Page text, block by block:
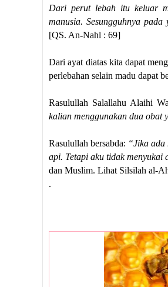
Dari perut lebah itu keluar
manusia. Sesungguhnya
[QS. An-Nahl : 69]
Dari ayat diatas kita dapat
perlebahan selain madu dapat
Rasulullah Salallahu Alaihi
kalian menggunakan dua obat
Rasulullah bersabda: “Jika ada
api. Tetapi aku tidak menyukai
dan Muslim. Lihat Silsilah al-
.